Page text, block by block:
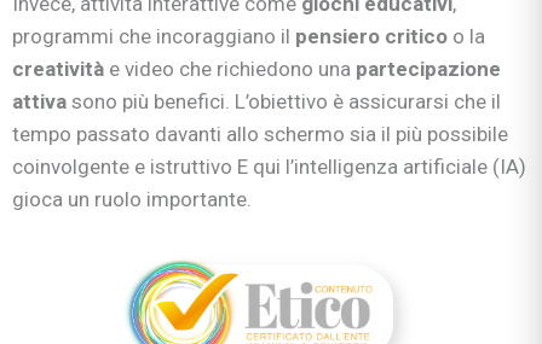
programmi che incoraggiano il pensiero critico o la
creatività e video che richiedono una partecipazione
attiva sono più benefici. L’obiettivo è assicurarsi che il
tempo passato davanti allo schermo sia il più possibile
coinvolgente e istruttivo E qui l’intelligenza artificiale (IA)
gioca un ruolo importante.